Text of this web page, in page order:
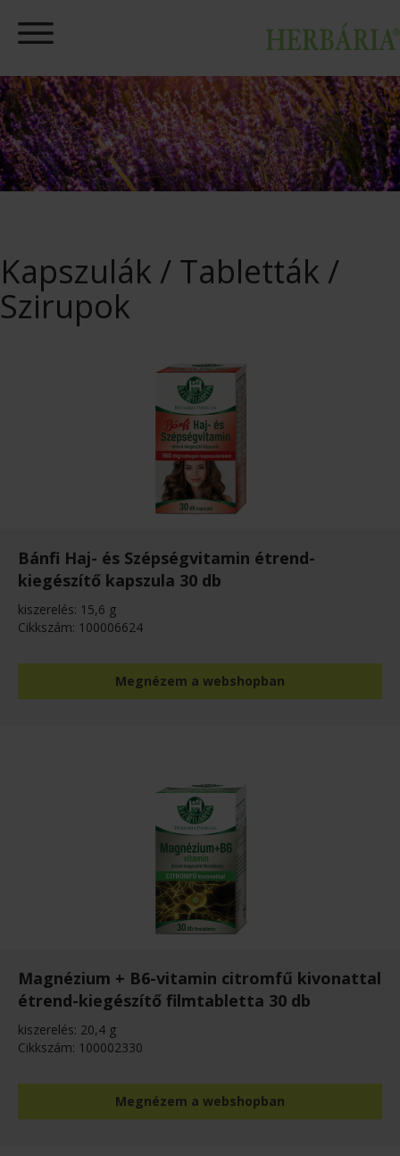
Kapszulák / Tabletták /
Szirupok
Bánfi Haj- és Szépségvitamin étrend-
kiegészítő kapszula 30 db
kiszerelés: 15,6 g
Cikkszám: 100006624
Megnézem a webshopban
Magnézium + B6-vitamin citromfű kivonattal
étrend-kiegészítő filmtabletta 30 db
kiszerelés: 20,4 g
Cikkszám: 100002330
Megnézem a webshopban